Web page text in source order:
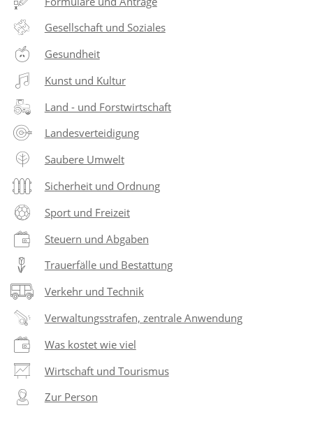
Gesellschaft und Soziales
Gesundheit
Kunst und Kultur
Land - und Forstwirtschaft
Landesverteidigung
Saubere Umwelt
Sicherheit und Ordnung
Sport und Freizeit
Steuern und Abgaben
Trauerfälle und Bestattung
Verkehr und Technik
Verwaltungsstrafen, zentrale Anwendung
Was kostet wie viel
Wirtschaft und Tourismus
Zur Person